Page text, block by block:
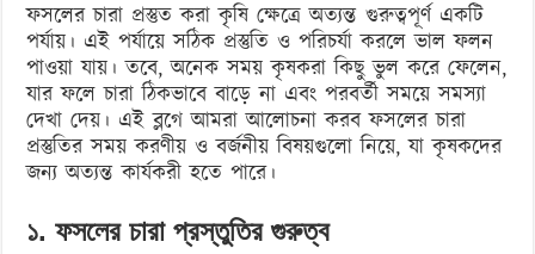
ফসলের চারা প্রস্তুত করা কৃষি ক্ষেত্রে অত্যন্ত গুরুত্বপূর্ণ একটি
পর্যায়। এই পর্যায়ে সঠিক প্রস্তুতি ও পরিচর্যা করলে ভাল ফলন
পাওয়া যায়। তবে, অনেক সময় কৃষকরা কিছু ভুল করে ফেলেন,
যার ফলে চারা ঠিকভাবে বাড়ে না এবং পরবর্তী সময়ে সমস্যা
দেখা দেয়। এই ব্লগে আমরা আলোচনা করব ফসলের চারা
প্রস্তুতির সময় করণীয় ও বর্জনীয় বিষয়গুলো নিয়ে, যা কৃষকদের
জন্য অত্যন্ত কার্যকরী হতে পারে।
১. ফসলের চারা প্রস্তুতির গুরুত্ব